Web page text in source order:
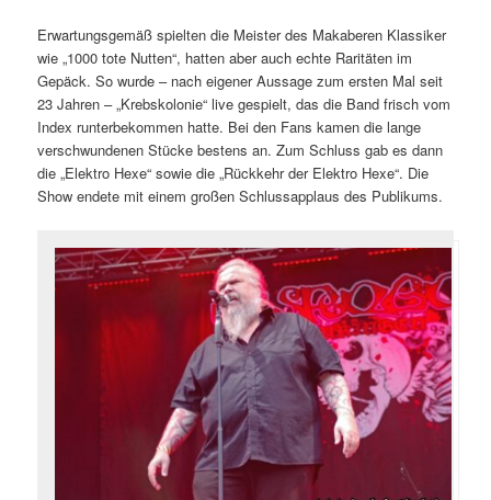
Erwartungsgemäß spielten die Meister des Makaberen Klassiker
wie „1000 tote Nutten“, hatten aber auch echte Raritäten im
Gepäck. So wurde – nach eigener Aussage zum ersten Mal seit
23 Jahren – „Krebskolonie“ live gespielt, das die Band frisch vom
Index runterbekommen hatte. Bei den Fans kamen die lange
verschwundenen Stücke bestens an. Zum Schluss gab es dann
die „Elektro Hexe“ sowie die „Rückkehr der Elektro Hexe“. Die
Show endete mit einem großen Schlussapplaus des Publikums.